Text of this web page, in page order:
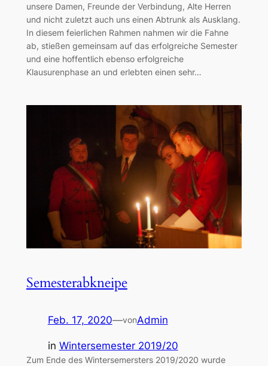
unsere Damen, Freunde der Verbindung, Alte Herren
und nicht zuletzt auch uns einen Abtrunk als Ausklang.
In diesem feierlichen Rahmen nahmen wir die Fahne
ab, stießen gemeinsam auf das erfolgreiche Semester
und eine hoffentlich ebenso erfolgreiche
Klausurenphase an und erlebten einen sehr…
Semesterabkneipe
Feb. 17, 2020—vonAdmin
in Wintersemester 2019/20
Zum Ende des Wintersemersters 2019/2020 wurde